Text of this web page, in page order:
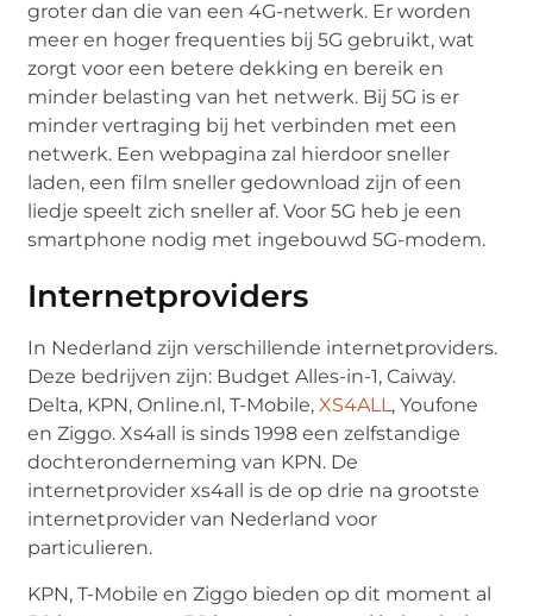
groter dan die van een 4G-netwerk. Er worden
meer en hoger frequenties bij 5G gebruikt, wat
zorgt voor een betere dekking en bereik en
minder belasting van het netwerk. Bij 5G is er
minder vertraging bij het verbinden met een
netwerk. Een webpagina zal hierdoor sneller
laden, een film sneller gedownload zijn of een
liedje speelt zich sneller af. Voor 5G heb je een
smartphone nodig met ingebouwd 5G-modem.
Internetproviders
In Nederland zijn verschillende internetproviders.
Deze bedrijven zijn: Budget Alles-in-1, Caiway.
Delta, KPN, Online.nl, T-Mobile,XS4ALL, Youfone
en Ziggo. Xs4all is sinds 1998 een zelfstandige
dochteronderneming van KPN. De
internetprovider xs4all is de op drie na grootste
internetprovider van Nederland voor
particulieren.
KPN, T-Mobile en Ziggo bieden op dit moment al